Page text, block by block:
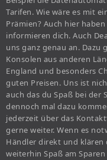
Tarifen. Wie wäre es mit
Prämien? Auch hier
informieren dich. Auch
uns ganz genau an. Dazu
Konsolen aus anderen
England und besonders
guten Preisen. Uns ist
auch das du Spaß bei der
dennoch mal dazu
jederzeit über das
gerne weiter. Wenn es
Händler direkt und klären
weiterhin Spaß am